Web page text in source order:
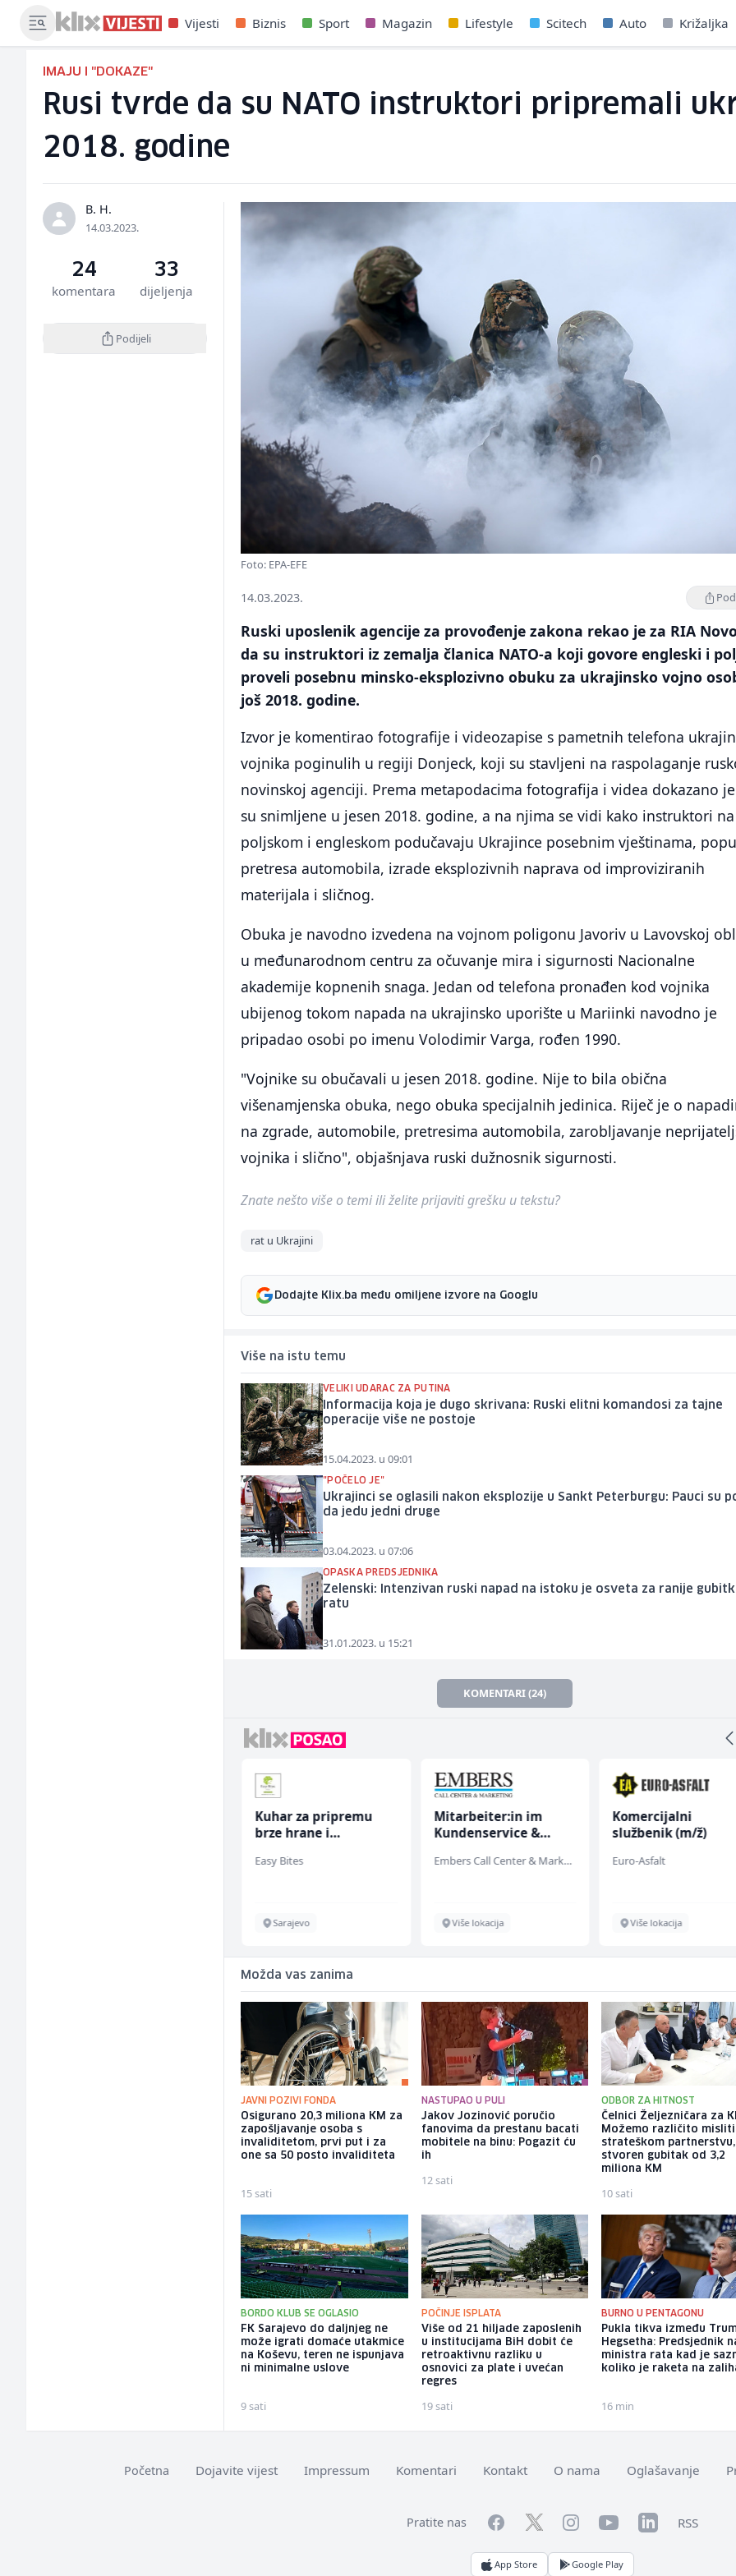
Vijesti Biznis Sport Magazin Lifestyle Scitech Auto Križaljka
IMAJU I "DOKAZE"
Rusi tvrde da su NATO instruktori pripremali
2018. godine
B. H.
14.03.2023.
24
komentara
33
dijeljenja
Podijeli
Foto: EPA-EFE
14.03.2023.
Ruski uposlenik agencije za provođenje zakona rekao je za RIA
da su instruktori iz zemalja članica NATO-a koji govore engleski i
proveli posebnu minsko-eksplozivno obuku za ukrajinsko vojno
još 2018. godine.
Izvor je komentirao fotografije i videozapise s pametnih telefona
vojnika poginulih u regiji Donjeck, koji su stavljeni na raspolaganje
novinskoj agenciji. Prema metapodacima fotografija i videa dokazano
su snimljene u jesen 2018. godine, a na njima se vidi kako instruktori na
poljskom i engleskom podučavaju Ukrajince posebnim vještinama,
pretresa automobila, izrade eksplozivnih naprava od improviziranih
materijala i sličnog.
Obuka je navodno izvedena na vojnom poligonu Javoriv u Lavovskoj
u međunarodnom centru za očuvanje mira i sigurnosti Nacionalne
akademije kopnenih snaga. Jedan od telefona pronađen kod vojnika
ubijenog tokom napada na ukrajinsko uporište u Mariinki navodno je
pripadao osobi po imenu Volodimir Varga, rođen 1990.
"Vojnike su obučavali u jesen 2018. godine. Nije to bila obična
višenamjenska obuka, nego obuka specijalnih jedinica. Riječ je o
na zgrade, automobile, pretresima automobila, zarobljavanje
vojnika i slično", objašnjava ruski dužnosnik sigurnosti.
Znate nešto više o temi ili želite prijaviti grešku u tekstu?
rat u Ukrajini
Dodajte Klix.ba među omiljene izvore na Googlu
Više na istu temu
VELIKI UDARAC ZA PUTINA
Informacija koja je dugo skrivana: Ruski elitni komandosi za tajne
operacije više ne postoje
15.04.2023. u 09:01
"POČELO JE"
Ukrajinci se oglasili nakon eksplozije u Sankt Peterburgu: Pauci su
da jedu jedni druge
03.04.2023. u 07:06
OPASKA PREDSJEDNIKA
Zelenski: Intenzivan ruski napad na istoku je osveta za ranije
ratu
31.01.2023. u 15:21
KOMENTARI (24)
Kuhar za pripremu
brze hrane i
ž)
Easy Bites
Sarajevo
Mitarbeiter:in im
Kundenservice &
Embers Call Center & Marketing
Više lokacija
Komercijalni
službenik (m/ž)
Euro-Asfalt
Više lokacija
Možda vas zanima
JAVNI POZIVI FONDA
Osigurano 20,3 miliona KM za
zapošljavanje osoba s
invaliditetom, prvi put i za
one sa 50 posto invaliditeta
15 sati
NASTUPAO U PULI
Jakov Jozinović poručio
fanovima da prestanu bacati
mobitele na binu: Pogazit ću
ih
12 sati
ODBOR ZA HITNOST
Čelnici Željezničara za
Možemo različito misliti
strateškom
stvoren gubitak od 3,2
miliona KM
10 sati
BORDO KLUB SE OGLASIO
FK Sarajevo do daljnjeg ne
može igrati domaće utakmice
na Koševu, teren ne ispunjava
ni minimalne uslove
9 sati
POČINJE ISPLATA
Više od 21 hiljade zaposlenih
u institucijama BiH dobit će
retroaktivnu razliku u
osnovici za plate i uvećan
regres
19 sati
BURNO U PENTAGONU
Pukla tikva između
Hegsetha: Predsjednik
ministra rata kad je
koliko je raketa na
16 min
Početna Dojavite vijest Impressum Komentari Kontakt O nama Oglašavanje
Pratite nas FacebookTwitterInstagramYouTubeLinkedInRSS
App Store Google Play